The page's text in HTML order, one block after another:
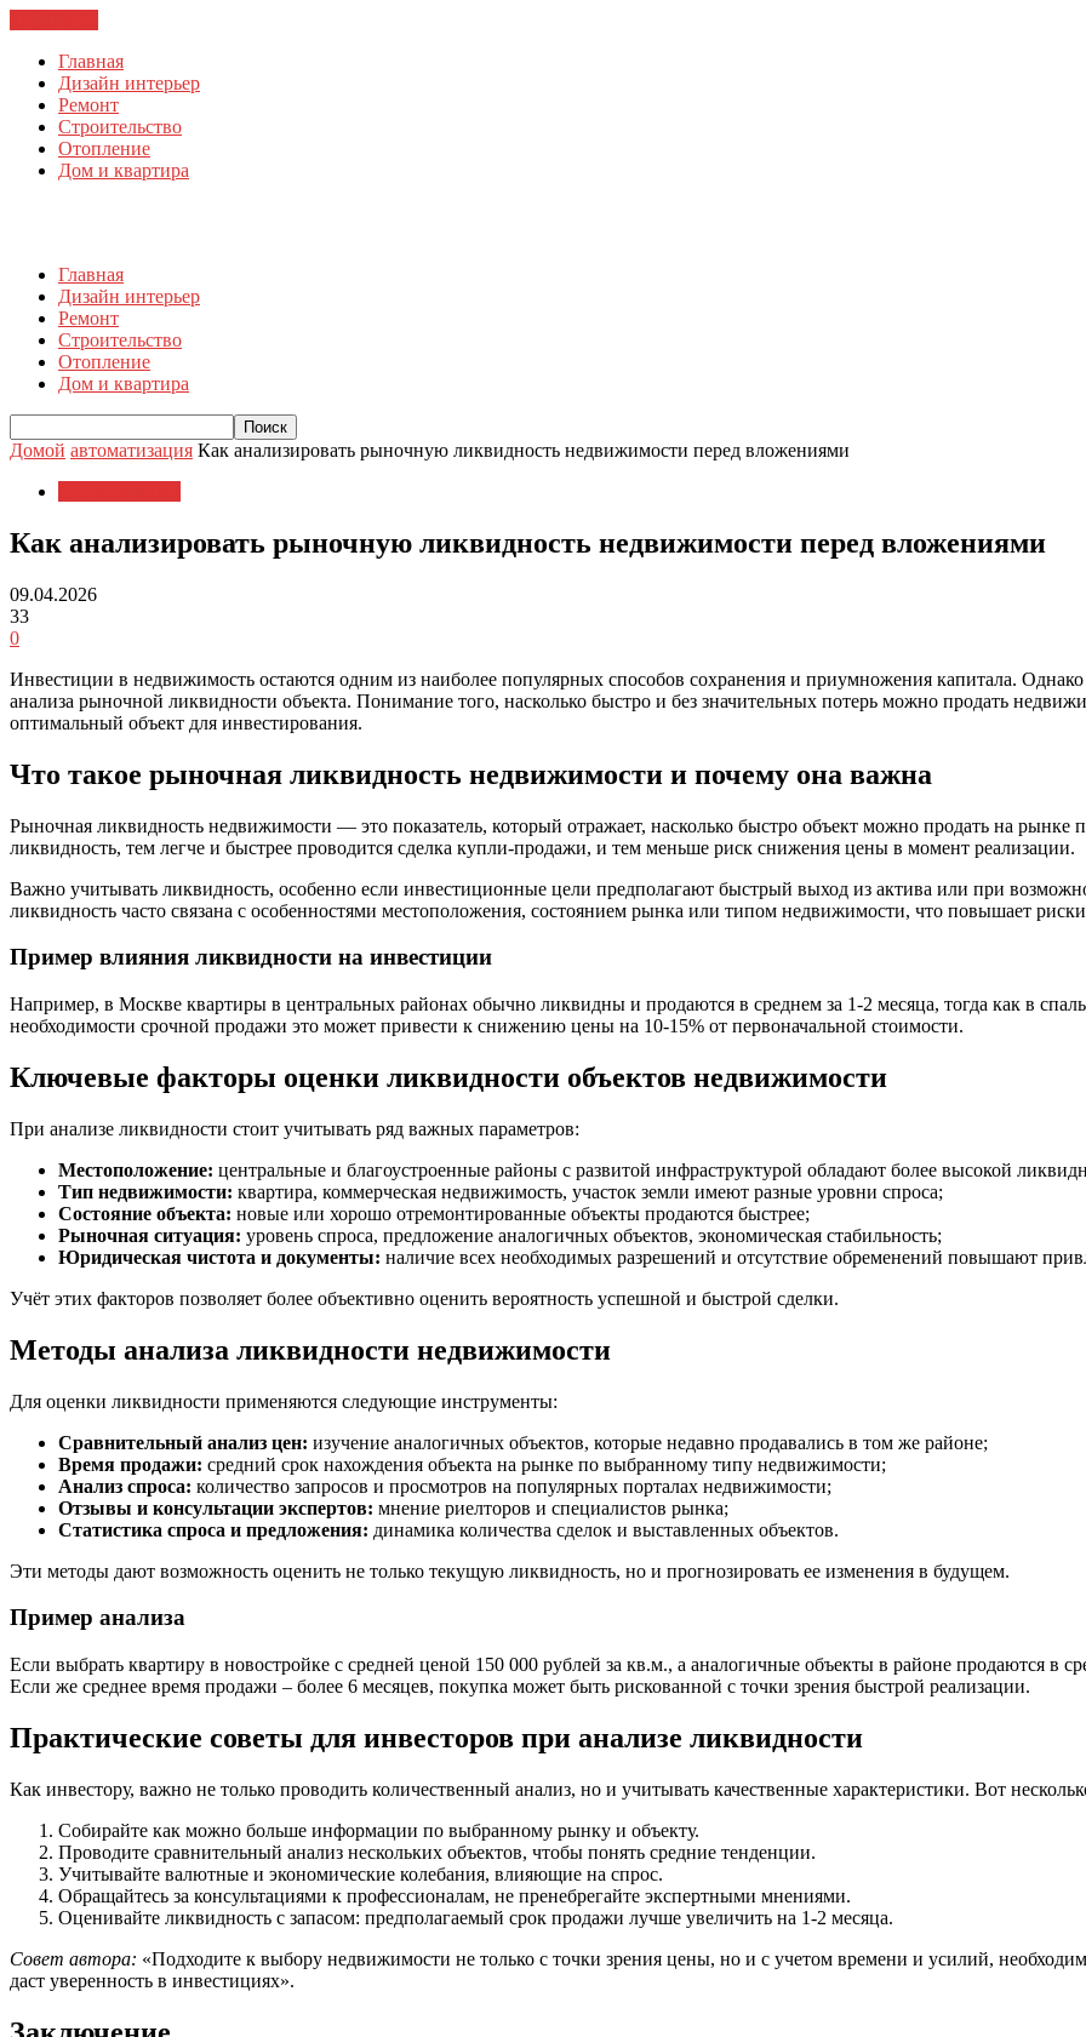
Главная
Дизайн интерьер
Ремонт
Строительство
Отопление
Дом и квартира
Главная
Дизайн интерьер
Ремонт
Строительство
Отопление
Дом и квартира
Домой автоматизация Как анализировать рыночную ликвидность недвижимости перед вложениями
Как анализировать рыночную ликвидность недвижимости перед вложениями
09.04.2026
33
0
Инвестиции в недвижимость остаются одним из наиболее популярных способов сохранения и приумножения капитала.
анализа рыночной ликвидности объекта. Понимание того, насколько быстро и без значительных потерь можно продать
оптимальный объект для инвестирования.
Что такое рыночная ликвидность недвижимости и почему она важна
Рыночная ликвидность недвижимости — это показатель, который отражает, насколько быстро объект можно продать на
ликвидность, тем легче и быстрее проводится сделка купли-продажи, и тем меньше риск снижения цены в момент реализации.
Важно учитывать ликвидность, особенно если инвестиционные цели предполагают быстрый выход из актива или при
ликвидность часто связана с особенностями местоположения, состоянием рынка или типом недвижимости, что повышает
Пример влияния ликвидности на инвестиции
Например, в Москве квартиры в центральных районах обычно ликвидны и продаются в среднем за 1-2 месяца, тогда как в
необходимости срочной продажи это может привести к снижению цены на 10-15% от первоначальной стоимости.
Ключевые факторы оценки ликвидности объектов недвижимости
При анализе ликвидности стоит учитывать ряд важных параметров:
Местоположение: центральные и благоустроенные районы с развитой инфраструктурой обладают более высокой
Тип недвижимости: квартира, коммерческая недвижимость, участок земли имеют разные уровни спроса;
Состояние объекта: новые или хорошо отремонтированные объекты продаются быстрее;
Рыночная ситуация: уровень спроса, предложение аналогичных объектов, экономическая стабильность;
Юридическая чистота и документы: наличие всех необходимых разрешений и отсутствие обременений повышают
Учёт этих факторов позволяет более объективно оценить вероятность успешной и быстрой сделки.
Методы анализа ликвидности недвижимости
Для оценки ликвидности применяются следующие инструменты:
Сравнительный анализ цен: изучение аналогичных объектов, которые недавно продавались в том же районе;
Время продажи: средний срок нахождения объекта на рынке по выбранному типу недвижимости;
Анализ спроса: количество запросов и просмотров на популярных порталах недвижимости;
Отзывы и консультации экспертов: мнение риелторов и специалистов рынка;
Статистика спроса и предложения: динамика количества сделок и выставленных объектов.
Эти методы дают возможность оценить не только текущую ликвидность, но и прогнозировать ее изменения в будущем.
Пример анализа
Если выбрать квартиру в новостройке с средней ценой 150 000 рублей за кв.м., а аналогичные объекты в районе продаются в
Если же среднее время продажи – более 6 месяцев, покупка может быть рискованной с точки зрения быстрой реализации.
Практические советы для инвесторов при анализе ликвидности
Как инвестору, важно не только проводить количественный анализ, но и учитывать качественные характеристики. Вот
Собирайте как можно больше информации по выбранному рынку и объекту.
Проводите сравнительный анализ нескольких объектов, чтобы понять средние тенденции.
Учитывайте валютные и экономические колебания, влияющие на спрос.
Обращайтесь за консультациями к профессионалам, не пренебрегайте экспертными мнениями.
Оценивайте ликвидность с запасом: предполагаемый срок продажи лучше увеличить на 1-2 месяца.
Совет автора: «Подходите к выбору недвижимости не только с точки зрения цены, но и с учетом времени и усилий,
даст уверенность в инвестициях».